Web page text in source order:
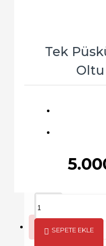
Tek
Oltu
SEPETE EKLE
Açıklama